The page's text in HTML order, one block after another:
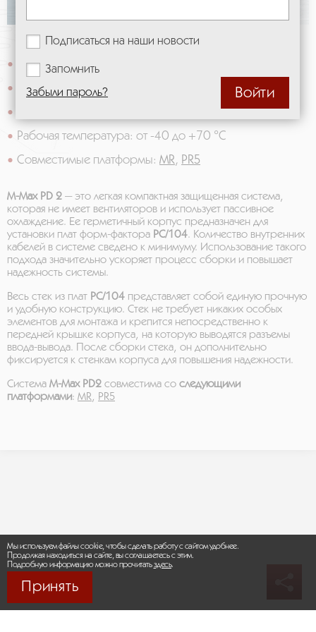
Пыль/влага: IP65-IP66
Удары/вибрация: 40g / 2.5g
Рабочая температура: от -40 до +70 °C
Совместимые платформы: MR, PR5
M-Max PD 2 — это легкая компактная защищенная система,
которая не имеет вентиляторов и использует пассивное
охлаждение. Ее герметичный корпус предназначен для
установки плат форм-фактора PC/104. Количество внутренних
кабелей в системе сведено к минимуму. Использование такого
подхода значительно ускоряет процесс сборки и повышает
надежность системы.
Весь стек из плат PC/104 представляет собой единую прочную
и удобную конструкцию. Стек не требует никаких особых
элементов для монтажа и крепится непосредственно к
передней крышке корпуса, на которую выводятся разъемы
ввода-вывода. После сборки стека, он дополнительно
фиксируется к стенкам корпуса для повышения надежности.
Система M-Max PD2 совместима со следующими
платформами: MR, PR5
Мы используем файлы cookie, чтобы сделать работу с сайтом удобнее.
Продолжая находиться на сайте, вы соглашаетесь с этим.
Подробную информацию можно прочитатьздесь.
Принять
Подписаться на наши новости
Запомнить
Забыли пароль?